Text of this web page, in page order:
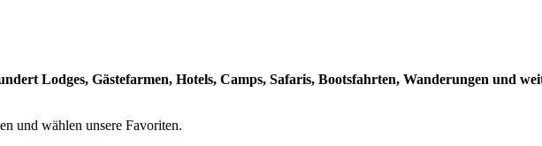
Einreise ein Visa on Arrival ausgestellt. Wir empfehlen und erklären unseren Kunden die
Lodges, Gästefarmen, Hotels, Camps, Safaris, Bootsfahrten, Wanderungen und
und wählen unsere Favoriten.